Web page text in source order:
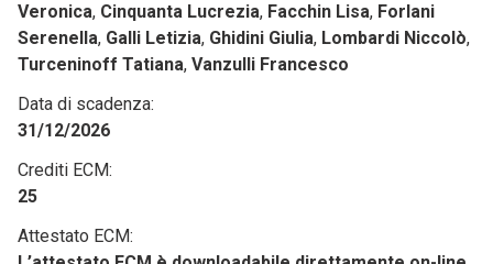
Veronica, Cinquanta Lucrezia, Facchin Lisa, Forlani
Serenella, Galli Letizia, Ghidini Giulia, Lombardi Niccolò,
Turceninoff Tatiana, Vanzulli Francesco
Data di scadenza:
31/12/2026
Crediti ECM:
25
Attestato ECM: